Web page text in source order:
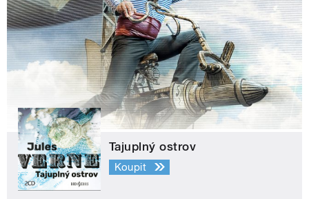
Tajuplný ostrov
Koupit